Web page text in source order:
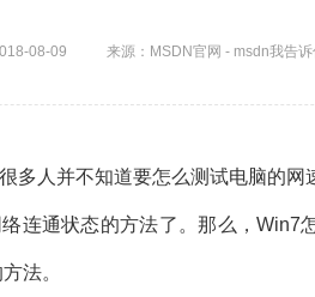
08-09 来源：MSDN官网 - msdn我告
人并不知道要怎么测试电脑的网
连通状态的方法了。那么，Win7
法。